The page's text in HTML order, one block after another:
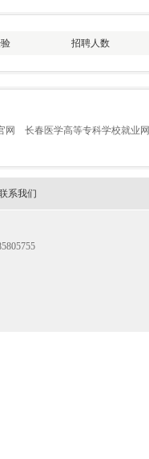
招聘人数
网 长春医学高等专科学校就业网
系我们